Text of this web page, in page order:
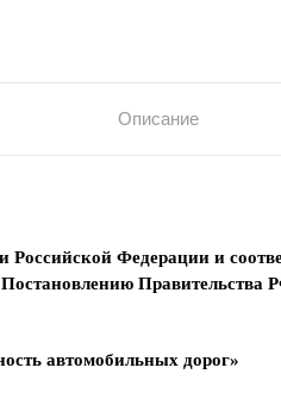
Описание
Российской Федерации и
Постановлению
автомобильных дорог»